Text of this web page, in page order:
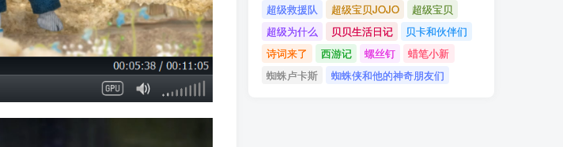
超级救援队
超级宝贝JOJO
超级宝贝
超级为什么
贝贝生活日记
贝卡和伙伴们
诗词来了
西游记 螺丝钉
蜡笔小新
蜘蛛卢卡斯
蜘蛛侠和他的神奇朋友们